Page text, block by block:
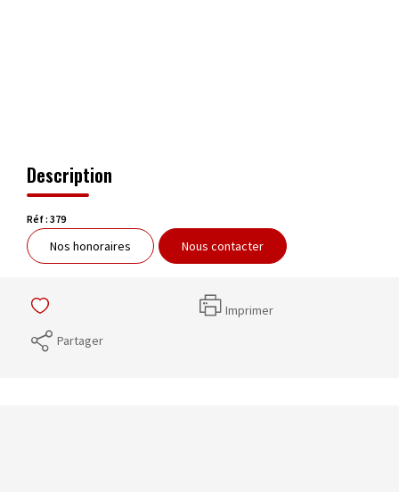
Description
Réf : 379
Nos honoraires Nous contacter
Imprimer
Partager